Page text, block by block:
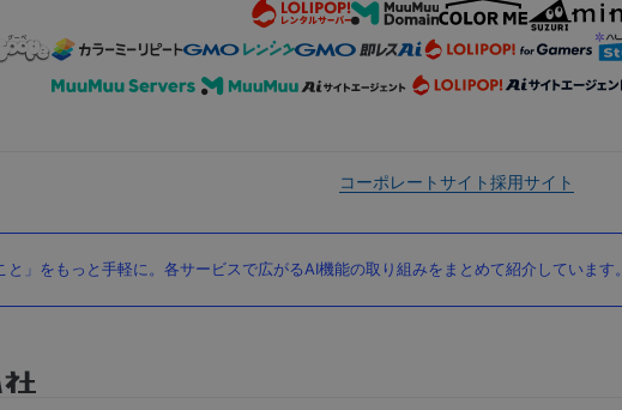
コーポレートサイト採用サイト
と」をもっと手軽に。各サービスで広がるAI機能の取り組みをまとめて紹介しています。